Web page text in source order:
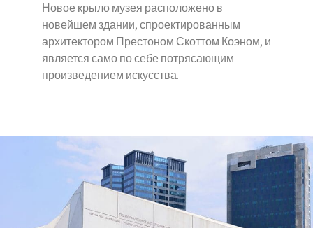
Новое крыло музея расположено в
новейшем здании, спроектированным
архитектором Престоном Скоттом Коэном, и
является само по себе потрясающим
произведением искусства.